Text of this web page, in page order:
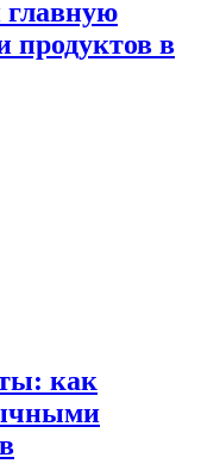
главную
продуктов в
как